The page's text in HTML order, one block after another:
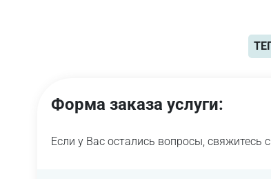
Форма заказа услуги:
Если у Вас остались вопросы,